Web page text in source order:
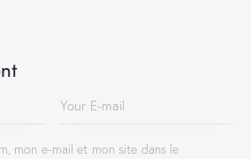
mon e-mail et mon site dans le